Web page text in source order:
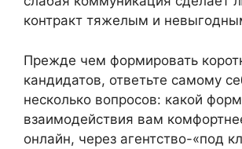
контракт тяжелым и
Прежде чем формировать
кандидатов, ответьте самому
несколько вопросов: какой
взаимодействия вам
онлайн, через агентство-«под